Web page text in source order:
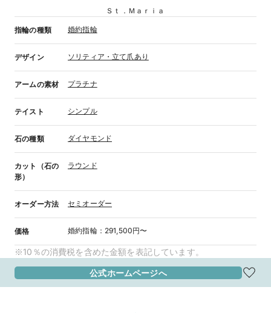
Ｓｔ．Ｍａｒｉａ
指輪の種類 婚約指輪
デザイン ソリティア・立て爪あり
アームの素材 プラチナ
テイスト シンプル
石の種類 ダイヤモンド
カット（石の
形）
ラウンド
オーダー方法 セミオーダー
価格 婚約指輪： 291,500円〜
※10％の消費税を含めた金額を表記しています。
公式ホームページへ